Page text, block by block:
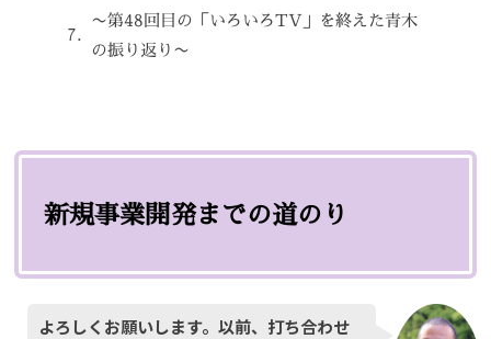
〜第48回目の「いろいろTV」を終えた青木
の振り返り〜
新規事業開発までの道のり
よろしくお願いします。以前、打ち合わせ